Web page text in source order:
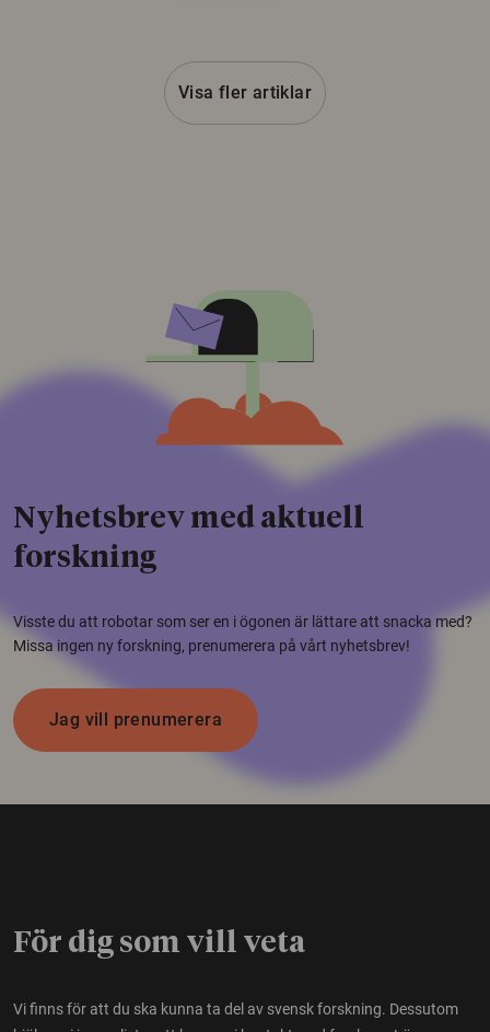
Visa fler artiklar
Nyhetsbrev med aktuell
forskning
Visste du att robotar som ser en i ögonen är lättare att snacka med?
Missa ingen ny forskning, prenumerera på vårt nyhetsbrev!
Jag vill prenumerera
För dig som vill veta
Vi finns för att du ska kunna ta del av svensk forskning. Dessutom